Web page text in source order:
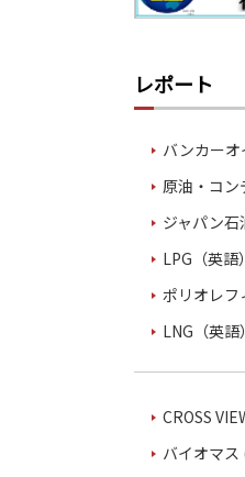
レポート
バンカーオ
原油・コン
ジャパン石
LPG（英語）
ポリオレフ
LNG（英語）
CROSS
バイオマス